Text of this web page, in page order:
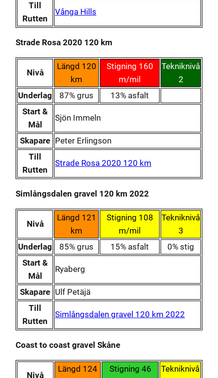
Till
Rutten
Vånga Hills
Strade Rosa 2020 120 km
Nivå
Längd 120
km
Stigning 160
m/mil
Tekniknivå
2
Underlag
87% grus
13% asfalt
Start &
Mål
Sjön Immeln
Skapare Peter Erlingson
Till
Rutten
Strade Rosa 2020 120 km
Simlångsdalen gravel 120 km 2022
Nivå
Längd 121
km
Stigning 108
m/mil
Tekniknivå
3
Underlag
85% grus 15% asfalt
0% stig
Start &
Mål
Ryaberg
Skapare Ulf Petäjä
Till
Rutten
Simlångsdalen gravel 120 km 2022
Coast to coast gravel Skåne
Nivå
Längd 124
Stigning 46
Tekniknivå